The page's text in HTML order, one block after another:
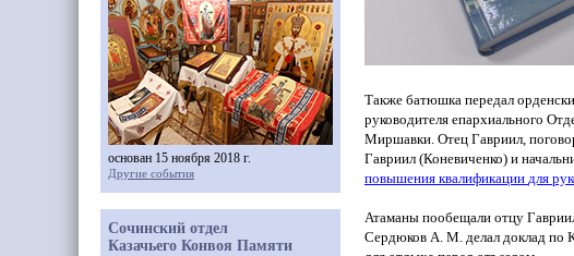
Также батюшка передал
руководителя епархиального
Миршавки. Отец Гавриил,
Гавриил (Коневиченко) и
повышения квалификации для
Атаманы пообещали отцу
Сердюков А. М. делал доклад по
основан 15 ноября 2018 г.
Другие события
Сочинский отдел
Казачьего Конвоя Памяти